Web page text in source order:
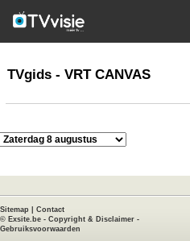
TVgids
TVgids - VRT CANVAS
Sitemap
Contact
© Exsite.be - Copyright & Disclaimer -
Gebruiksvoorwaarden